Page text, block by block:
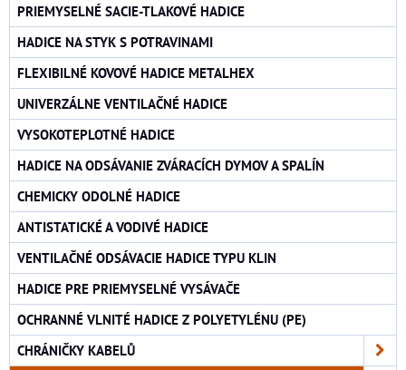
PRIEMYSELNÉ SACIE-TLAKOVÉ HADICE
HADICE NA STYK S POTRAVINAMI
FLEXIBILNÉ KOVOVÉ HADICE METALHEX
UNIVERZÁLNE VENTILAČNÉ HADICE
VYSOKOTEPLOTNÉ HADICE
HADICE NA ODSÁVANIE ZVÁRACÍCH DYMOV A SPALÍN
CHEMICKY ODOLNÉ HADICE
ANTISTATICKÉ A VODIVÉ HADICE
VENTILAČNÉ ODSÁVACIE HADICE TYPU KLIN
HADICE PRE PRIEMYSELNÉ VYSÁVAČE
OCHRANNÉ VLNITÉ HADICE Z POLYETYLÉNU (PE)
CHRÁNIČKY KABELŮ